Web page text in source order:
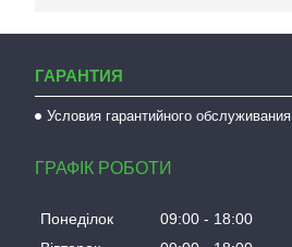
ГАРАНТИЯ
Условия гарантийного обслуживания
ГРАФІК РОБОТИ
Понеділок 09:00
18:00